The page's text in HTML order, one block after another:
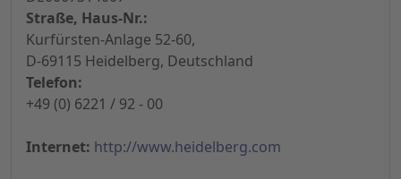
Straße, Haus-Nr.:
Kurfürsten-Anlage 52-60,
D-69115 Heidelberg, Deutschland
Telefon:
+49 (0) 6221 / 92 - 00
Internet: http://www.heidelberg.com